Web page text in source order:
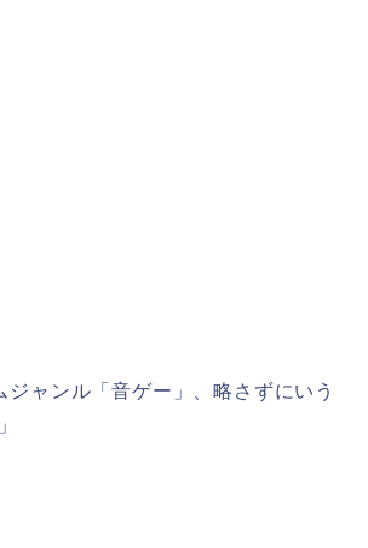
ジャンル「音ゲー」、略さずにいう